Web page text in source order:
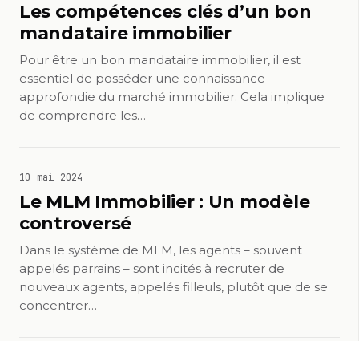
Les compétences clés d’un bon
mandataire immobilier
Pour être un bon mandataire immobilier, il est
essentiel de posséder une connaissance
approfondie du marché immobilier. Cela implique
de comprendre les…
10 mai 2024
Le MLM Immobilier : Un modèle
controversé
Dans le système de MLM, les agents – souvent
appelés parrains – sont incités à recruter de
nouveaux agents, appelés filleuls, plutôt que de se
concentrer…